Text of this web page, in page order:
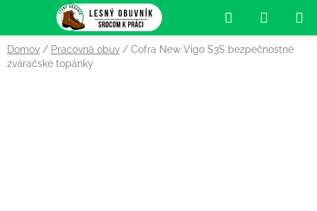
obsah
Hľadať
KOŠÍK
Domov / Pracovná obuv / Cofra New Vigo S3S bezpečnostné
zváračské topánky